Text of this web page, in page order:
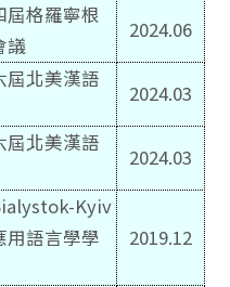
屆格羅寧根
議
2024.06
屆北美漢語
2024.03
屆北美漢語
2024.03
Kyiv
用語言學學
2019.12